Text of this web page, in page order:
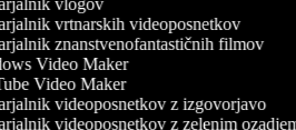
vlogov
vrtnarskih videoposnetkov
znanstvenofantastičnih filmov
Video Maker
Video Maker
videoposnetkov z izgovorjavo
videoposnetkov z zelenim ozadjem